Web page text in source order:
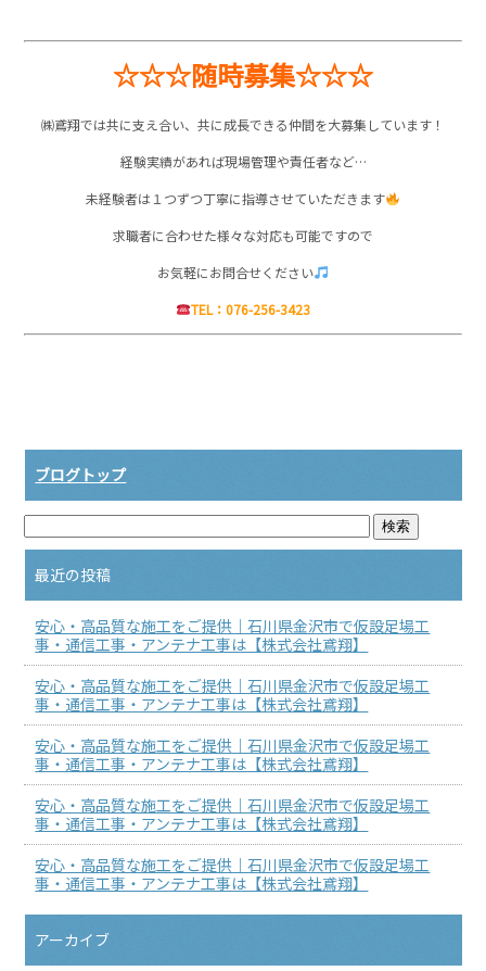
☆☆☆随時募集☆☆☆
㈱鳶翔では共に支え合い、共に成長できる仲間を大募集しています！
経験実績があれば現場管理や責任者など…
未経験者は１つずつ丁寧に指導させていただきます
求職者に合わせた様々な対応も可能ですので
お気軽にお問合せください
TEL：076-256-3423
ブログトップ
最近の投稿
安心・高品質な施工をご提供｜石川県金沢市で仮設足場工
事・通信工事・アンテナ工事は【株式会社鳶翔】
安心・高品質な施工をご提供｜石川県金沢市で仮設足場工
事・通信工事・アンテナ工事は【株式会社鳶翔】
安心・高品質な施工をご提供｜石川県金沢市で仮設足場工
事・通信工事・アンテナ工事は【株式会社鳶翔】
安心・高品質な施工をご提供｜石川県金沢市で仮設足場工
事・通信工事・アンテナ工事は【株式会社鳶翔】
安心・高品質な施工をご提供｜石川県金沢市で仮設足場工
事・通信工事・アンテナ工事は【株式会社鳶翔】
アーカイブ